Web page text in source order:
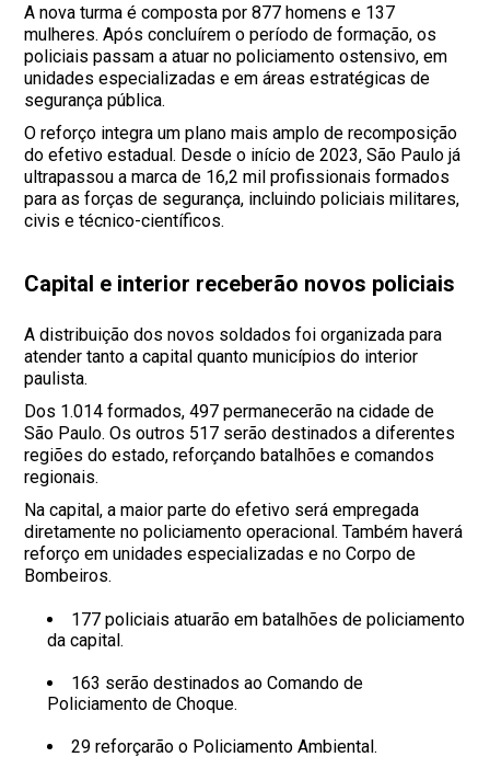
A nova turma é composta por 877 homens e 137
mulheres. Após concluírem o período de formação, os
policiais passam a atuar no policiamento ostensivo, em
unidades especializadas e em áreas estratégicas de
segurança pública.
O reforço integra um plano mais amplo de recomposição
do efetivo estadual. Desde o início de 2023, São Paulo já
ultrapassou a marca de 16,2 mil profissionais formados
para as forças de segurança, incluindo policiais militares,
civis e técnico-científicos.
Capital e interior receberão novos policiais
A distribuição dos novos soldados foi organizada para
atender tanto a capital quanto municípios do interior
paulista.
Dos 1.014 formados, 497 permanecerão na cidade de
São Paulo. Os outros 517 serão destinados a diferentes
regiões do estado, reforçando batalhões e comandos
regionais.
Na capital, a maior parte do efetivo será empregada
diretamente no policiamento operacional. Também haverá
reforço em unidades especializadas e no Corpo de
Bombeiros.
177 policiais atuarão em batalhões de policiamento
da capital.
163 serão destinados ao Comando de
Policiamento de Choque.
29 reforçarão o Policiamento Ambiental.